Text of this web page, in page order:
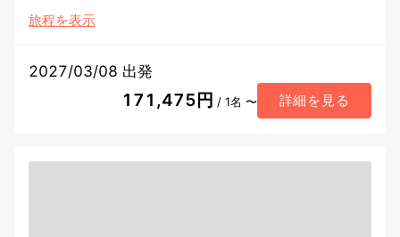
旅程を表示
2027/03/08 出発
171,475円 / 1名 〜 詳細を見る